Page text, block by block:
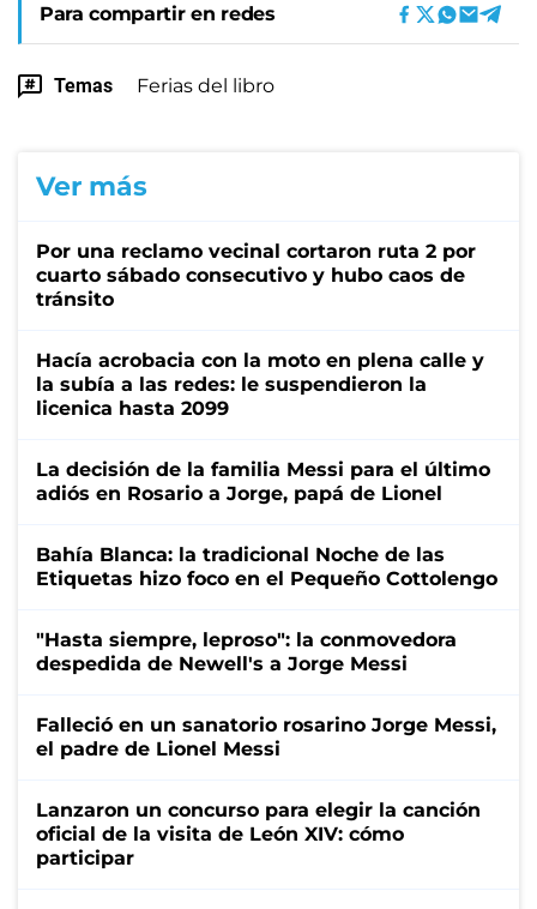
Para compartir en redes
Temas Ferias del libro
Ver más
Por una reclamo vecinal cortaron ruta 2 por
cuarto sábado consecutivo y hubo caos de
tránsito
Hacía acrobacia con la moto en plena calle y
la subía a las redes: le suspendieron la
licenica hasta 2099
La decisión de la familia Messi para el último
adiós en Rosario a Jorge, papá de Lionel
Bahía Blanca: la tradicional Noche de las
Etiquetas hizo foco en el Pequeño Cottolengo
"Hasta siempre, leproso": la conmovedora
despedida de Newell's a Jorge Messi
Falleció en un sanatorio rosarino Jorge Messi,
el padre de Lionel Messi
Lanzaron un concurso para elegir la canción
oficial de la visita de León XIV: cómo
participar